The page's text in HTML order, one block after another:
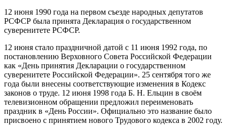
12 июня 1990 года на первом съезде народных депутатов
РСФСР была принята Декларация о государственном
суверенитете РСФСР.
12 июня стало праздничной датой с 11 июня 1992 года, по
постановлению Верховного Совета Российской Федерации
как «День принятия Декларации о государственном
суверенитете Российской Федерации». 25 сентября того же
года были внесены соответствующие изменения в Кодекс
законов о труде. 12 июня 1998 года Б. Н. Ельцин в своём
телевизионном обращении предложил переименовать
праздник в «День России». Официально это название было
присвоено с принятием нового Трудового кодекса в 2002 году.